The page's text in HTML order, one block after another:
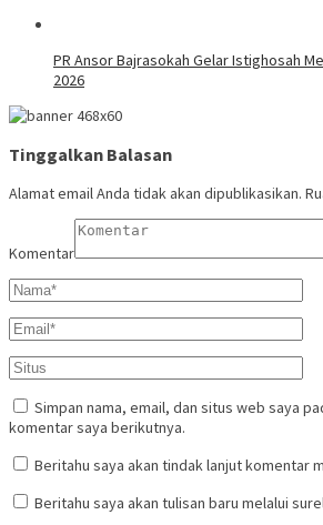
PR Ansor Bajrasokah Gelar Istighosah
2026
Tinggalkan Balasan
Alamat email Anda tidak akan dipublikasikan.
Komentar
Simpan nama, email, dan situs web saya
komentar saya berikutnya.
Beritahu saya akan tindak lanjut komentar
Beritahu saya akan tulisan baru melalui